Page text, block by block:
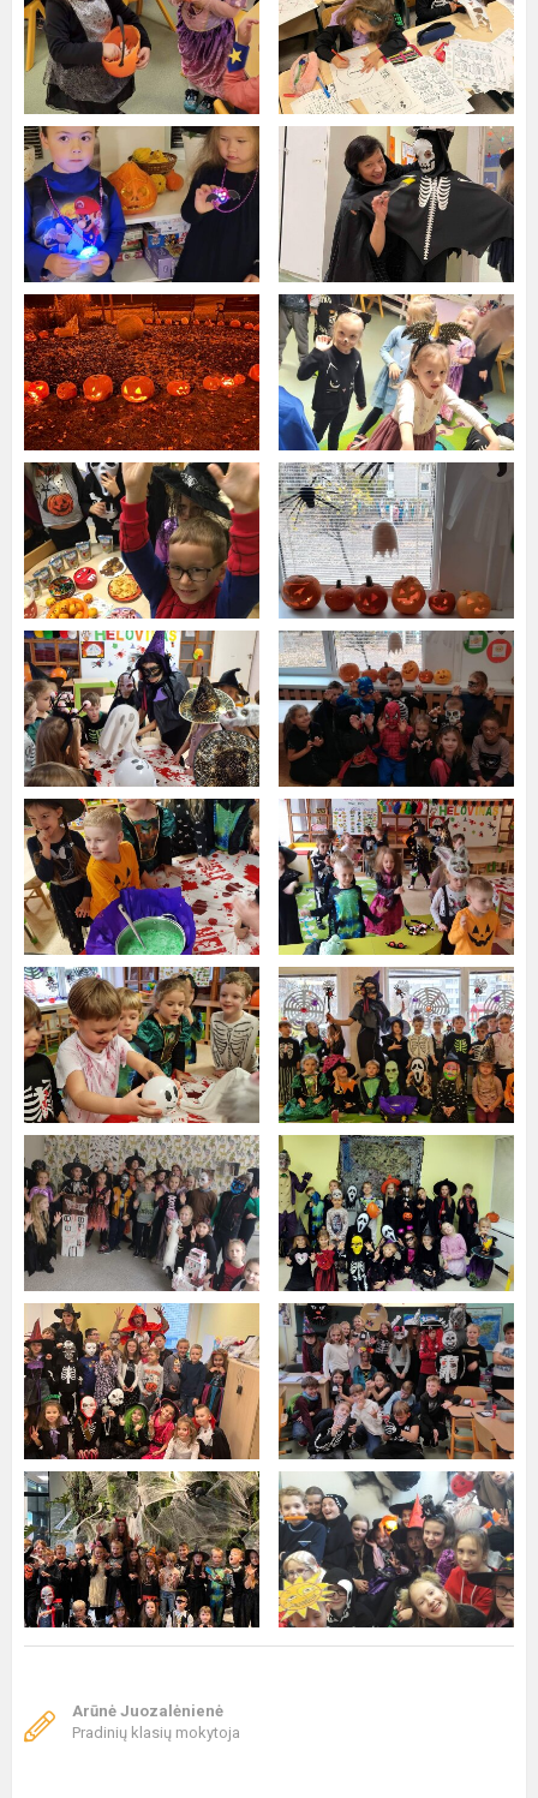
Arūnė Juozalėnienė
Pradinių klasių mokytoja